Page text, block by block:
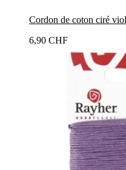
Cordon de coton ciré
6,90 CHF